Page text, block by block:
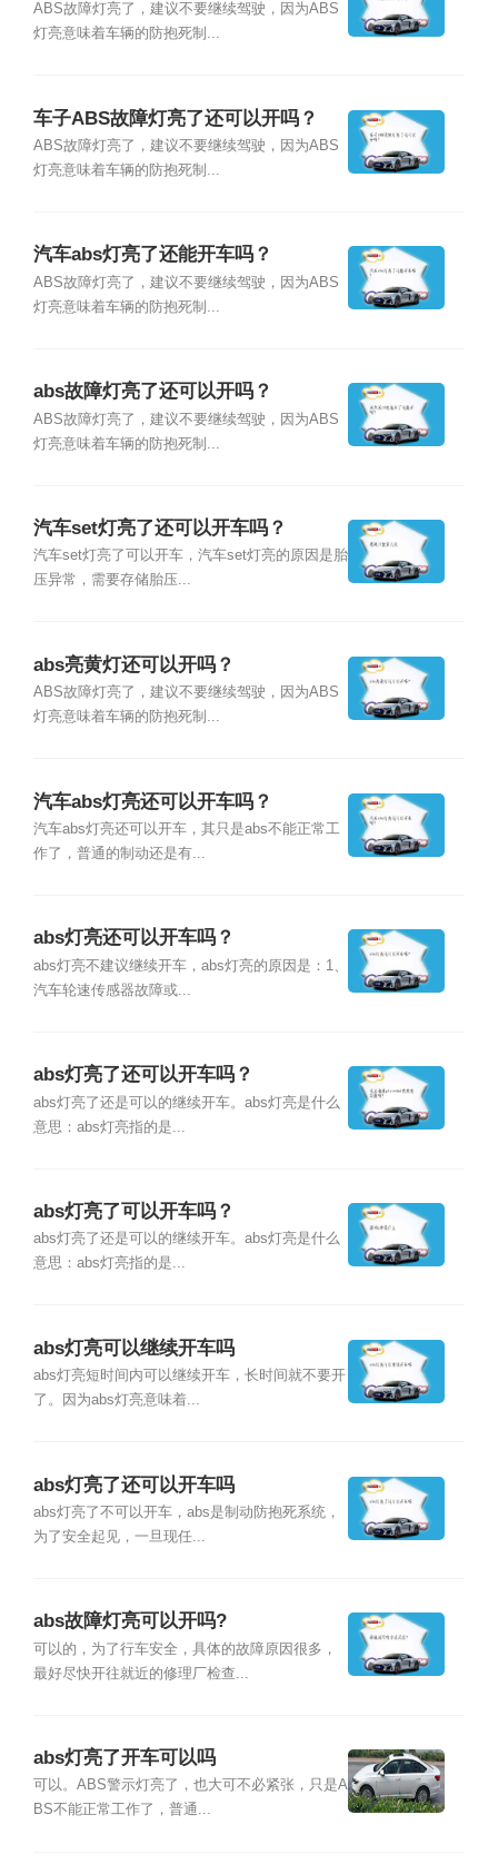
ABS故障灯亮了，建议不要继续驾驶，因为ABS
灯亮意味着车辆的防抱死制...
车子ABS故障灯亮了还可以开吗？
ABS故障灯亮了，建议不要继续驾驶，因为ABS
灯亮意味着车辆的防抱死制...
汽车abs灯亮了还能开车吗？
ABS故障灯亮了，建议不要继续驾驶，因为ABS
灯亮意味着车辆的防抱死制...
abs故障灯亮了还可以开吗？
ABS故障灯亮了，建议不要继续驾驶，因为ABS
灯亮意味着车辆的防抱死制...
汽车set灯亮了还可以开车吗？
汽车set灯亮了可以开车，汽车set灯亮的原因是胎
压异常，需要存储胎压...
abs亮黄灯还可以开吗？
ABS故障灯亮了，建议不要继续驾驶，因为ABS
灯亮意味着车辆的防抱死制...
汽车abs灯亮还可以开车吗？
汽车abs灯亮还可以开车，其只是abs不能正常工
作了，普通的制动还是有...
abs灯亮还可以开车吗？
abs灯亮不建议继续开车，abs灯亮的原因是：1、
汽车轮速传感器故障或...
abs灯亮了还可以开车吗？
abs灯亮了还是可以的继续开车。abs灯亮是什么
意思：abs灯亮指的是...
abs灯亮了可以开车吗？
abs灯亮了还是可以的继续开车。abs灯亮是什么
意思：abs灯亮指的是...
abs灯亮可以继续开车吗
abs灯亮短时间内可以继续开车，长时间就不要开
了。因为abs灯亮意味着...
abs灯亮了还可以开车吗
abs灯亮了不可以开车，abs是制动防抱死系统，
为了安全起见，一旦现任...
abs故障灯亮可以开吗?
可以的，为了行车安全，具体的故障原因很多，
最好尽快开往就近的修理厂检查...
abs灯亮了开车可以吗
可以。ABS警示灯亮了，也大可不必紧张，只是A
BS不能正常工作了，普通...